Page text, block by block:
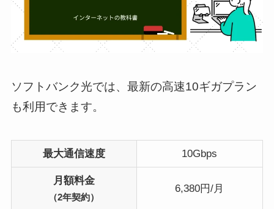
ソフトバンク光では、最新の高速10ギガプラン
も利用できます。
最大通信速度 10Gbps
月額料金
（2年契約）
6,380円/月